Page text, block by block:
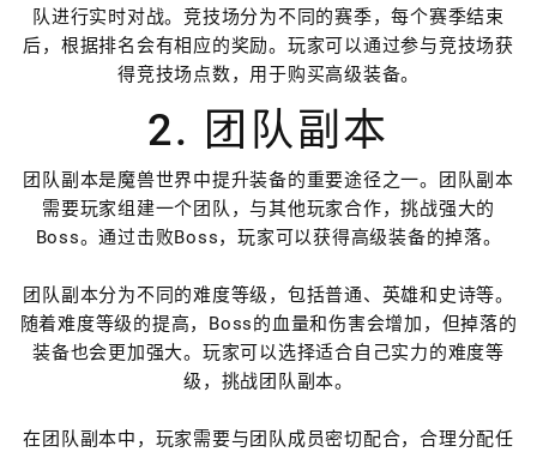
队进行实时对战。竞技场分为不同的赛季，每个赛季结束
后，根据排名会有相应的奖励。玩家可以通过参与竞技场获
得竞技场点数，用于购买高级装备。
2. 团队副本
团队副本是魔兽世界中提升装备的重要途径之一。团队副本
需要玩家组建一个团队，与其他玩家合作，挑战强大的
Boss。通过击败Boss，玩家可以获得高级装备的掉落。
团队副本分为不同的难度等级，包括普通、英雄和史诗等。
随着难度等级的提高，Boss的血量和伤害会增加，但掉落的
装备也会更加强大。玩家可以选择适合自己实力的难度等
级，挑战团队副本。
在团队副本中，玩家需要与团队成员密切配合，合理分配任